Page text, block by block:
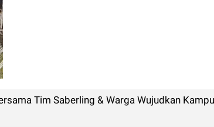
Tim Saberling & Warga Wujudkan